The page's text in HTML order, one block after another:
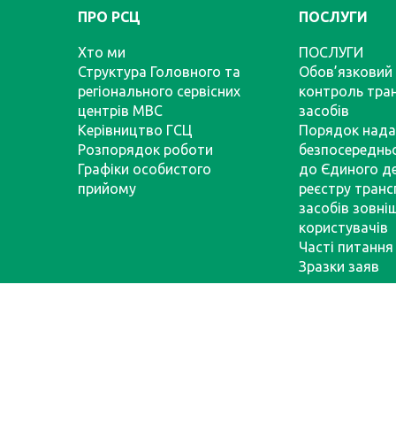
ПРО РСЦ
Хто ми
Структура Головного та
регіонального сервісних
центрів МВС
Керівництво ГСЦ
Розпорядок роботи
Графіки особистого
прийому
ПОСЛУГИ
ПОСЛУГИ
Обов’язковий
контроль
засобів
Порядок
до Єдиного
реєстру
засобів
користувачів
Часті питання
Зразки заяв